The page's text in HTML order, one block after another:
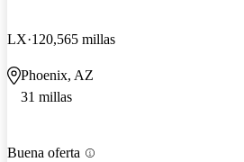
LX 120,565 millas
Phoenix, AZ
31 millas
Buena oferta